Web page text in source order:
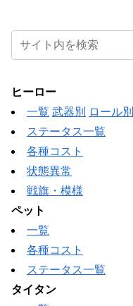
ヒーロー
一覧 武器別
ロール別
ステータス一覧
各種コスト
状態異常
戦旗・模様
ペット
一覧
各種コスト
ステータス一覧
タイタン